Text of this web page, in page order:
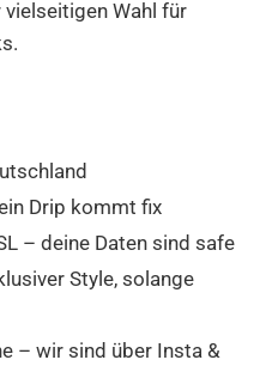
vielseitigen Wahl für
Drip kommt fix
– deine Daten sind safe
Style, solange
– wir sind über Insta &